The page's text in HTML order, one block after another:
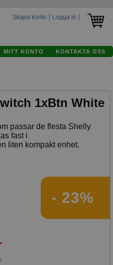
Skapa konto Logga in
MITT KONTO KONTAKTA OSS
1xBtn White
passar de flesta Shelly
fast i
liten kompakt enhet.
- 23%